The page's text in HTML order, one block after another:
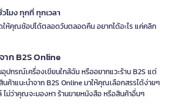
โมง ทุกที่ ทุกเวลา
ให้คุณช้อปได้ตลอดวันตลอดคืน อยากได้อะไร แค่คลิก
ก B2S Online
ปกรณ์เครื่องเขียนใกล้ฉัน หรืออยากแวะร้าน B2S แต่
นค้าแนะนำจาก B2S Online มาให้คุณเลือกสรรได้ง่ายๆ
ม่ว่าคุณจะมองหา ร้านขายหนังสือ หรือสินค้าอื่นๆ